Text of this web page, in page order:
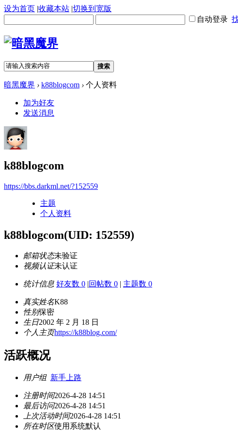
设为首页 |收藏本站 |切换到宽版
自动登录
搜索
暗黑魔界 › k88blogcom › 个人资料
加为好友
发送消息
k88blogcom
https://bbs.darkml.net/?152559
主题
个人资料
k88blogcom(UID: 152559)
邮箱状态未验证
视频认证未认证
统计信息 好友数 0 |回帖数 0 | 主题数 0
真实姓名K88
性别保密
生日2002 年 2 月 18 日
个人主页https://k88blog.com/
活跃概况
用户组 新手上路
注册时间2026-4-28 14:51
最后访问2026-4-28 14:51
上次活动时间2026-4-28 14:51
所在时区使用系统默认